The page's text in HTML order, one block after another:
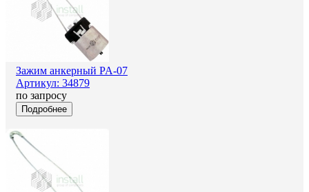
Зажим анкерный PA-07
Артикул: 34879
по запросу
Подробнее